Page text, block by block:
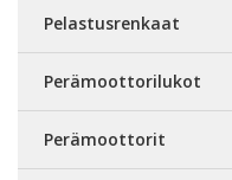
Pelastusrenkaat
Perämoottorilukot
Perämoottorit